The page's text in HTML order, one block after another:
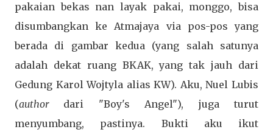
pakaian bekas nan layak pakai, monggo, bisa
disumbangkan ke Atmajaya via pos-pos yang
berada di gambar kedua (yang salah satunya
adalah dekat ruang BKAK, yang tak jauh dari
Gedung Karol Wojtyla alias KW). Aku, Nuel Lubis
(authordari "Boy's Angel"), juga turut
menyumbang, pastinya. Bukti aku ikut